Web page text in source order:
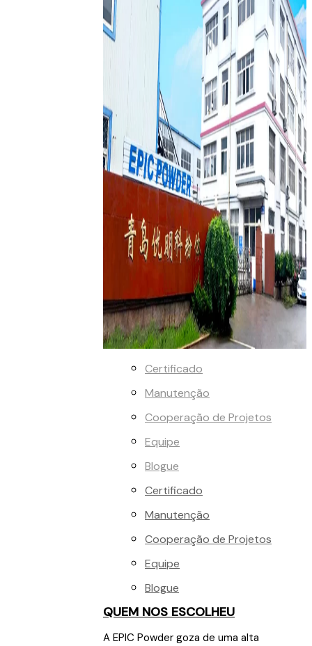
Certificado
Manutenção
Cooperação de Projetos
Equipe
Blogue
Certificado
Manutenção
Cooperação de Projetos
Equipe
Blogue
QUEM NOS ESCOLHEU
A EPIC Powder goza de uma alta